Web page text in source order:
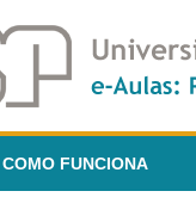
COMO FUNCIONA